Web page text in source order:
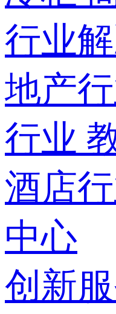
行业
地产
行业
酒店
中心
创新